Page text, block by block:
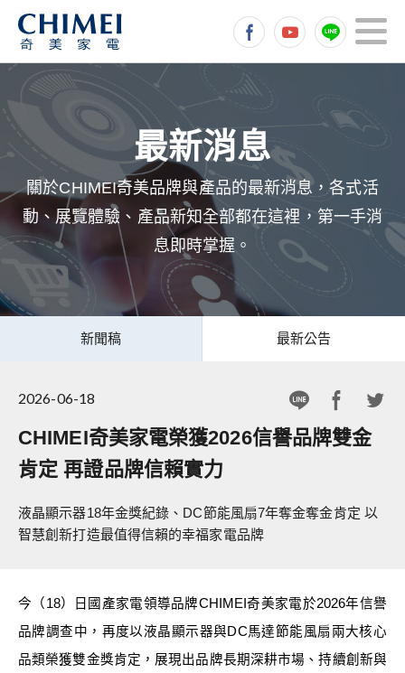
關於CHIMEI奇美品牌與產品的最新消息，各式活
動、展覽體驗、產品新知全部都在這裡，第一手消
息即時掌握。
新聞稿 最新公告
2026-06-18
CHIMEI奇美家電榮獲2026信譽品牌雙金
肯定 再證品牌信賴實力
液晶顯示器18年金獎紀錄、DC節能風扇7年奪金奪金肯定 以
智慧創新打造最值得信賴的幸福家電品牌
今（18）日 國產家電領導品牌CHIMEI奇美家電於2026年信譽
品牌調查中，再度以液晶顯示器與DC馬達節能風扇兩大核心
品類榮獲雙金獎肯定，展現出品牌長期深耕市場、持續創新與